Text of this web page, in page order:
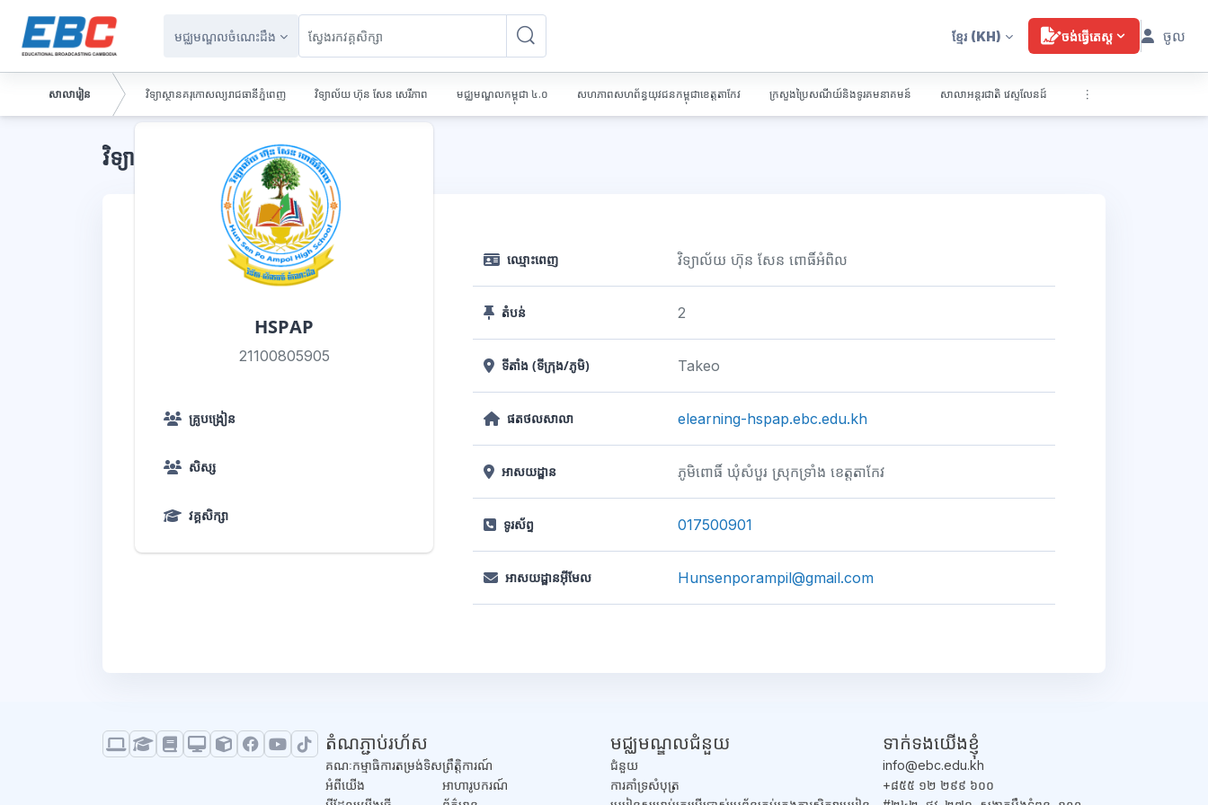
មជ្ឈមណ្ឌលចំណេះដឹង
ខ្មែរ (KH) ចង់ធ្វើតេស្ត ចូល
វិទ្យាល័យ ហ៊ុន សែន ពោធិ៍អំពិល
សាលារៀន វិទ្យាស្ថានគរុកោសល្យរាជធានីភ្នំពេញ វិទ្យាល័យ ហ៊ុន សែន សេរីភាព មជ្ឈមណ្ឌលកម្ពុជា ៤.០ សហភាពសហព័ន្ធយុវជនកម្ពុជាខេត្តតាកែវ ក្រសួងប្រៃសណីយ៍និងទូរគមនាគមន៍ សាលាអន្តរជាតិ វេស្ទលែនដ៍
HSPAP
21100805905
គ្រូបង្រៀន
សិស្ស
វគ្គសិក្សា
ឈ្មោះពេញ វិទ្យាល័យ ហ៊ុន សែន ពោធិ៍អំពិល
តំបន់ 2
ទីតាំង (ទីក្រុង/ភូមិ) Takeo
ផតថលសាលា elearning-hspap.ebc.edu.kh
អាសយដ្ឋាន ភូមិពោធិ៍ ឃុំសំបួរ ស្រុកទ្រាំង ខេត្តតាកែវ
ទូរស័ព្ទ 017500901
អាសយដ្ឋានអ៊ីមែល Hunsenporampil@gmail.com
តំណភ្ជាប់រហ័ស
គណៈកម្មាធិការតម្រង់ទិស
អំពីយើង
ព្រឹត្តិការណ៍
អាហារូបករណ៍
មជ្ឈមណ្ឌលជំនួយ
ជំនួយ
​ការគាំទ្រសំបុត្រ
ទាក់ទង​យើងខ្ញុំ
info@ebc.edu.kh
+៨៥៥ ១២ ២៩៩ ៦០០